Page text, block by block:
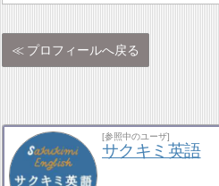
プロフィールへ戻る
[参照中のユーザ]
サクキミ英語